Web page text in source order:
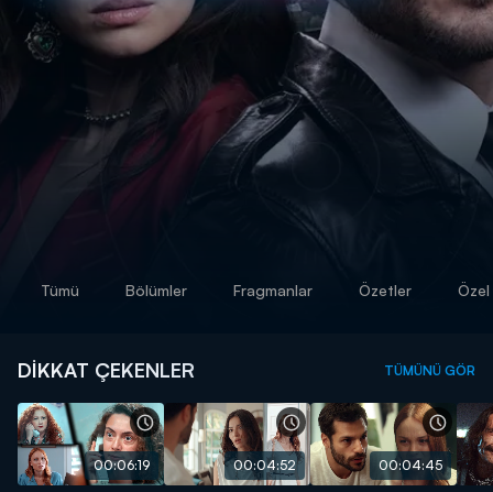
Tümü Bölümler Fragmanlar Özetler
DİKKAT ÇEKENLER TÜMÜNÜ GÖR
00:06:19 00:04:52 00:04:45